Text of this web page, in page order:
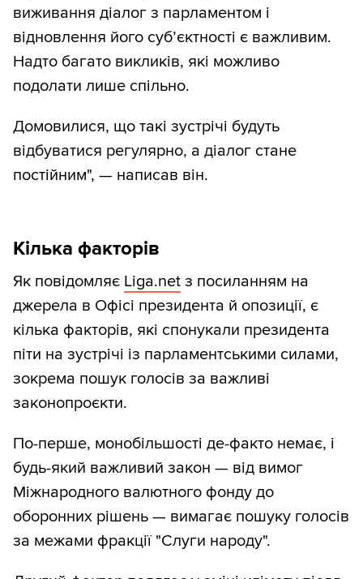
виживання діалог з парламентом і
відновлення його суб’єктності є важливим.
Надто багато викликів, які можливо
подолати лише спільно.
Домовилися, що такі зустрічі будуть
відбуватися регулярно, а діалог стане
постійним", — написав він.
Кілька факторів
Як повідомляє Liga.net з посиланням на
джерела в Офісі президента й опозиції, є
кілька факторів, які спонукали президента
піти на зустрічі із парламентськими силами,
зокрема пошук голосів за важливі
законопроєкти.
По-перше, монобільшості де-факто немає, і
будь-який важливий закон — від вимог
Міжнародного валютного фонду до
оборонних рішень — вимагає пошуку голосів
за межами фракції "Слуги народу".